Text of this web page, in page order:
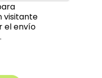
visitante
el envío